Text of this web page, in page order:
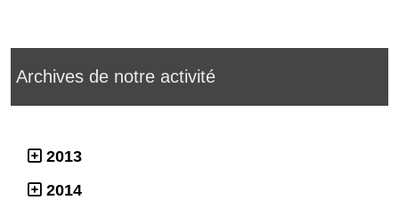
Archives de notre activité
2013
2014